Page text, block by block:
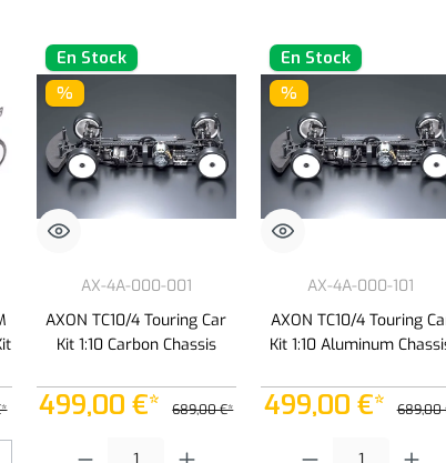
para aumentar o disminuir la cantidad.
En Stock
%
AX-4A-000-001
AXON TC10/4 Touring Car
Kit 1:10 Carbon Chassis
499,00 €* 689,00 €*
Cantidad del producto: introduce la cantidad deseada o usa
En Stock
%
AX-4A-000-101
AXON TC10/4 Touring
Kit 1:10 Aluminum
499,00 €* 689,00
Cantidad del producto: